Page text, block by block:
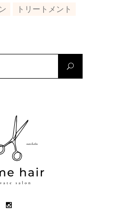
トリートメント